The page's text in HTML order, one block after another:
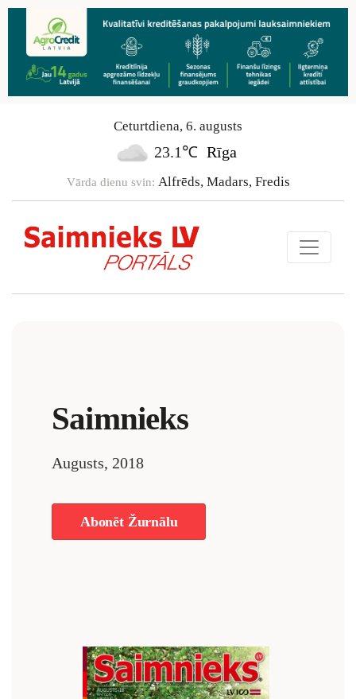
Ceturtdiena, 6. augusts
23.1℃ Rīga
Vārda dienu svin: Alfrēds, Madars, Fredis
Saimnieks
Augusts, 2018
Abonēt Žurnālu